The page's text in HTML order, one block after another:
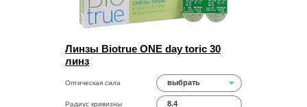
Линзы Biotrue ONE day toric 30
линз
Оптическая сила выбрать
Радиус кривизны 8.4